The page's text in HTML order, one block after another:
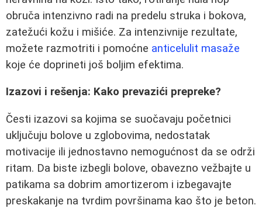
obruča intenzivno radi na predelu struka i bokova,
zatežući kožu i mišiće. Za intenzivnije rezultate,
možete razmotriti i pomoćne anticelulit masaže
koje će doprineti još boljim efektima.
Izazovi i rešenja: Kako prevazići prepreke?
Česti izazovi sa kojima se suočavaju početnici
uključuju bolove u zglobovima, nedostatak
motivacije ili jednostavno nemogućnost da se održi
ritam. Da biste izbegli bolove, obavezno vežbajte u
patikama sa dobrim amortizerom i izbegavajte
preskakanje na tvrdim površinama kao što je beton.